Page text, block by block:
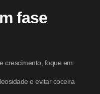
fase
crescimento, foque em:
e evitar coceira